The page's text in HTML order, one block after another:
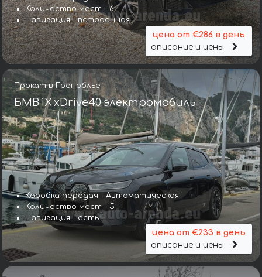
Количество мест – 6
Навигация – встроенная
цена от €286 в день
описание и цены
Прокат в Греноблье
БМВ iX xDrive40 электромобиль
Коробка передач – Автоматическая
Количество мест – 5
Навигация – есть
цена от €233 в день
описание и цены